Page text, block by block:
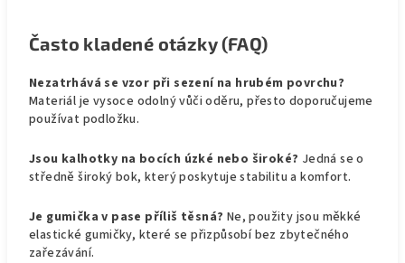
Často kladené otázky (FAQ)
Nezatrhává se vzor při sezení na hrubém povrchu?
Materiál je vysoce odolný vůči oděru, přesto doporučujeme
používat podložku.
Jsou kalhotky na bocích úzké nebo široké? Jedná se o
středně široký bok, který poskytuje stabilitu a komfort.
Je gumička v pase příliš těsná? Ne, použity jsou měkké
elastické gumičky, které se přizpůsobí bez zbytečného
zařezávání.